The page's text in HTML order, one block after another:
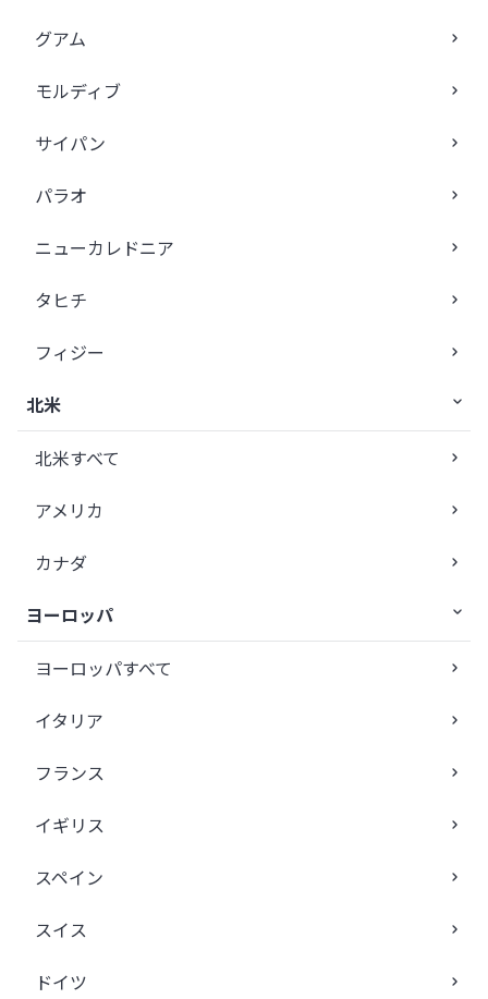
グアム
モルディブ
サイパン
パラオ
ニューカレドニア
タヒチ
フィジー
北米
北米すべて
アメリカ
カナダ
ヨーロッパ
ヨーロッパすべて
イタリア
フランス
イギリス
スペイン
スイス
ドイツ